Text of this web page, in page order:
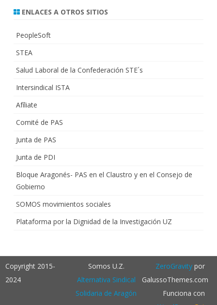
ENLACES A OTROS SITIOS
PeopleSoft
STEA
Salud Laboral de la Confederación STE´s
Intersindical ISTA
Afíliate
Comité de PAS
Junta de PAS
Junta de PDI
Bloque Aragonés- PAS en el Claustro y en el Consejo de
Gobierno
SOMOS movimientos sociales
Plataforma por la Dignidad de la Investigación UZ
Copyright 2015-
2024
Somos U.Z.
Alternativa Sindical
Solidaria de Aragón
ZeroGravitypor
GalussoThemes.com
Funciona con